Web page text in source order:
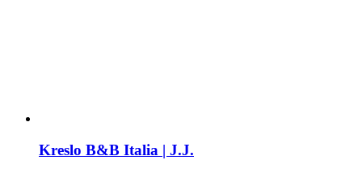
Kreslo B&B Italia | J.J.